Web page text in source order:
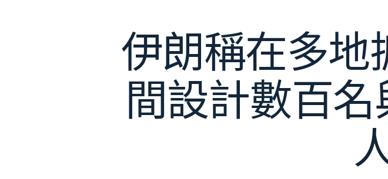
伊朗稱在多地
間設計數百